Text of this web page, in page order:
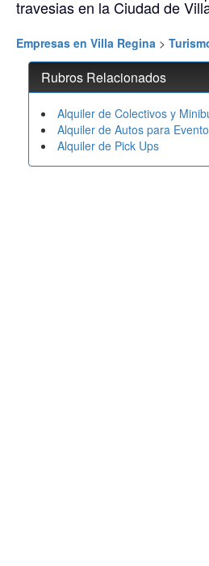
travesias en la Ciudad de
Empresas en Villa Regina >
Rubros Relacionados
Alquiler de Colectivos y
Alquiler de Autos para
Alquiler de Pick Ups